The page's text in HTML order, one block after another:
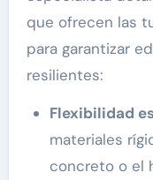
que ofrecen las
para garantizar
resilientes:
Flexibilidad
materiales
concreto o el